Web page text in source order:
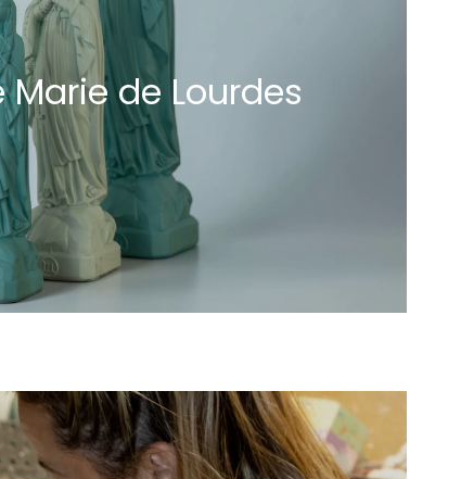
Marie de Lourdes